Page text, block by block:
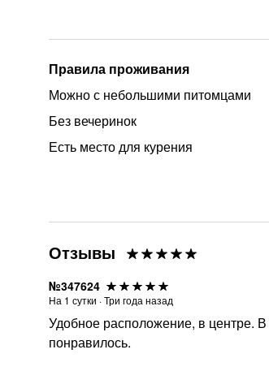
Правила проживания
Можно с небольшими питомцами
Без вечеринок
Есть место для курения
Отзывы
№347624
На 1 сутки ·Три года назад
Удобное расположение, в центре.
понравилось.